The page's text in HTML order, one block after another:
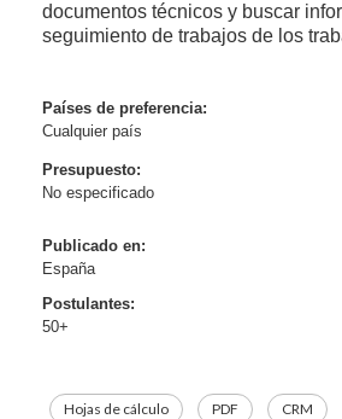
documentos técnicos y buscar
seguimiento de trabajos de los
Países de preferencia:
Cualquier país
Presupuesto:
No especificado
Publicado en:
España
Postulantes:
50+
Hojas de cálculo PDF CRM